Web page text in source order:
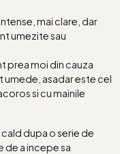
mai clare, dar
umezite sau
prea moi din cauza
umede, asadar este cel
si cu mainile
dupa o serie de
de a incepe sa